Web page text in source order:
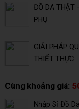
ĐỒ DA THẬT
PHỤ
GIẢI PHÁP
THIẾT THỰC
Cùng khoảng giá:
Nhập Sỉ Đồ